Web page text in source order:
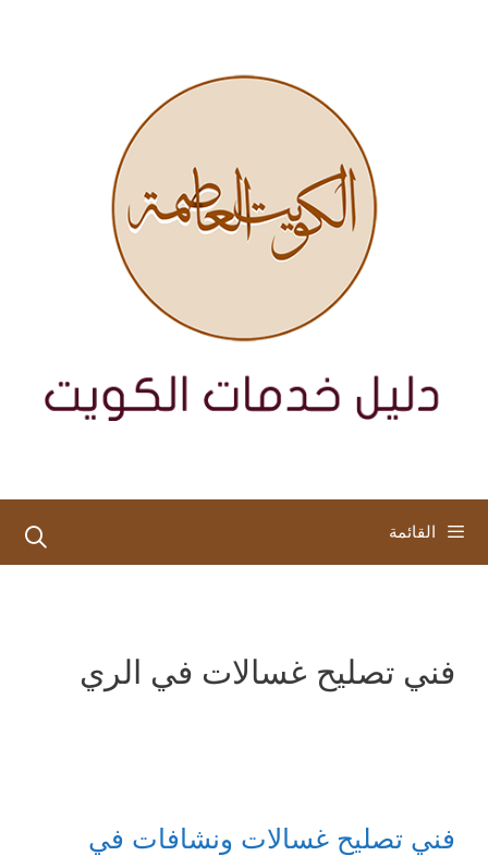
القائمة
فني تصليح غسالات في الري
فني تصليح غسالات ونشافات في